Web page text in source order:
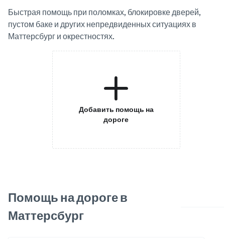
Быстрая помощь при поломках, блокировке дверей,
пустом баке и других непредвиденных ситуациях в
Маттерсбург и окрестностях.
Добавить помощь на
дороге
Помощь на дороге в
Маттерсбург